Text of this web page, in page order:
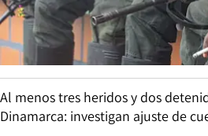
Al menos tres heridos y dos
Dinamarca: investigan ajuste de